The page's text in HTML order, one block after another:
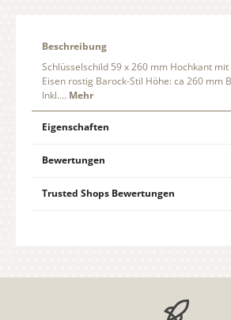
Beschreibung
Schlüsselschild 59 x 260 mm Hochkant mit
Eisen rostig Barock-Stil Höhe: ca 260 mm
Inkl.… Mehr
Eigenschaften
Bewertungen
Trusted Shops Bewertungen